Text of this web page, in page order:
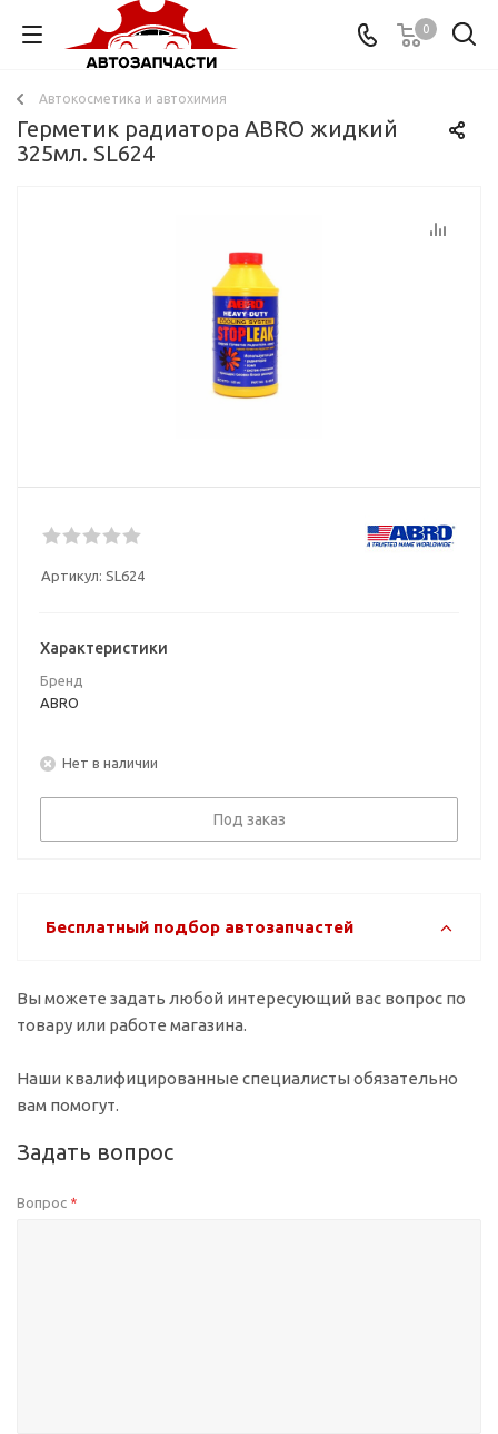
0
Автокосметика и автохимия
Герметик радиатора ABRO жидкий
325мл. SL624
Артикул: SL624
Характеристики
Бренд
ABRO
Нет в наличии
Под заказ
Бесплатный подбор автозапчастей
Вы можете задать любой интересующий вас вопрос по
товару или работе магазина.
Наши квалифицированные специалисты обязательно
вам помогут.
Задать вопрос
Вопрос *